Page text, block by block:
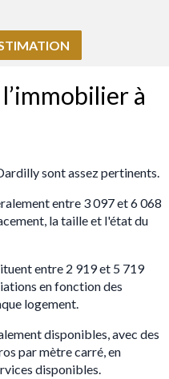
à
sont assez pertinents
entre 3 097 et 6 068
la taille et l'état du
entre 2 919 et 5 719
en fonction des
logement.
disponibles, avec des
par mètre carré, en
disponibles.